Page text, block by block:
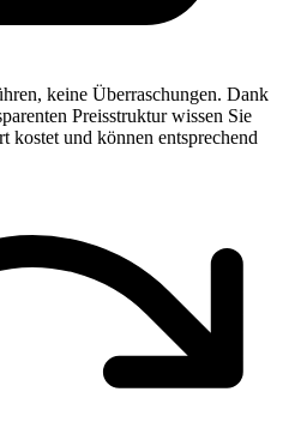
keine Überraschungen. Dank
Preisstruktur wissen Sie
kostet und können entsprechend